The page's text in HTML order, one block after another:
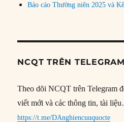
Báo cáo Thường niên 2025 và
NCQT TRÊN TELEGRAM
Theo dõi NCQT trên Telegram
viết mới và các thông tin, tài
https://t.me/DAnghiencuuquocte